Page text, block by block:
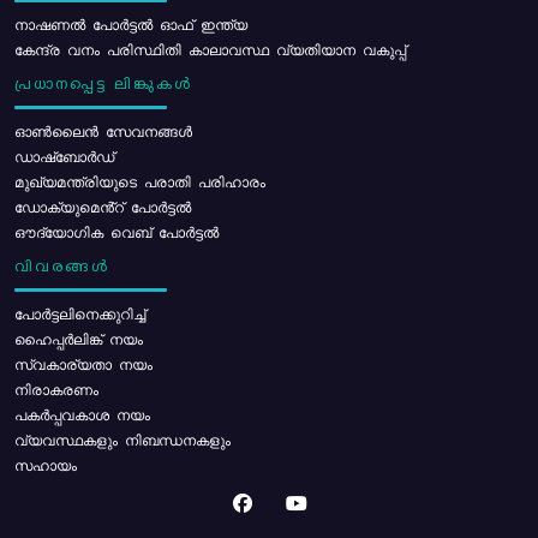
നാഷണൽ പോർട്ടൽ ഓഫ് ഇന്ത്യ
കേന്ദ്ര വനം പരിസ്ഥിതി കാലാവസ്ഥ വ്യതിയാന വകുപ്പ്
പ്രധാനപ്പെട്ട ലിങ്കുകൾ
ഓൺലൈൻ സേവനങ്ങൾ
ഡാഷ്ബോർഡ്
മുഖ്യമന്ത്രിയുടെ പരാതി പരിഹാരം
ഡോക്യുമെൻ്റ് പോർട്ടൽ
ഔദ്യോഗിക വെബ് പോർട്ടൽ
വിവരങ്ങൾ
പോര്‍ട്ടലിനെക്കുറിച്ച്
ഹൈപ്പർലിങ്ക് നയം
സ്വകാര്യതാ നയം
നിരാകരണം
പകർപ്പവകാശ നയം
വ്യവസ്ഥകളും നിബന്ധനകളും
സഹായം